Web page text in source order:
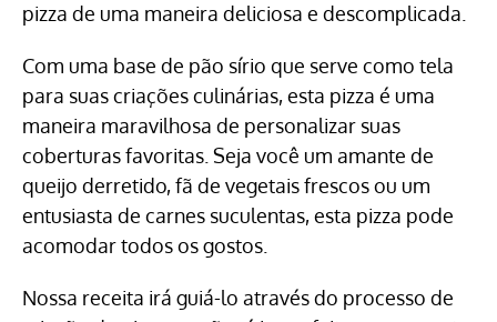
pizza de uma maneira deliciosa e descomplicada.
Com uma base de pão sírio que serve como tela
para suas criações culinárias, esta pizza é uma
maneira maravilhosa de personalizar suas
coberturas favoritas. Seja você um amante de
queijo derretido, fã de vegetais frescos ou um
entusiasta de carnes suculentas, esta pizza pode
acomodar todos os gostos.
Nossa receita irá guiá-lo através do processo de